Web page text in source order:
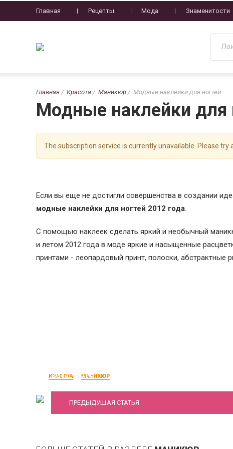
Главная Рецепты Мода Знаменитости
Главная Красота Маникюр Модные наклейки для ногтей
Модные наклейки для
The subscription service is currently unavailable. Please try
Если вы еще не достигли совершенства в создании
модные наклейки для ногтей 2012 года.
С помощью наклеек сделать яркий и необычный
и летом 2012 года в моде яркие и насыщенные
принтами - леопардовый принт, полоски, абстрактные
КРАСОТА МАНИКЮР
2012, фото
ПРЕДЫДУЩАЯ СТАТЬЯ